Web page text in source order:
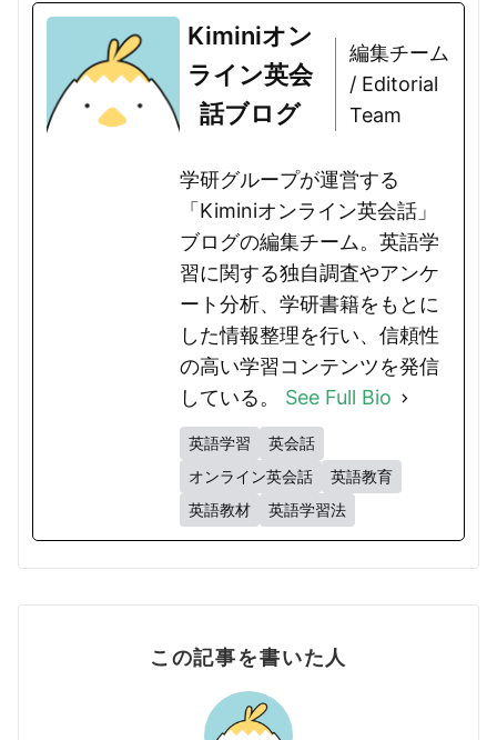
Kiminiオン
ライン英会
話ブログ
編集チーム
/ Editorial
Team
学研グループが運営する
「Kiminiオンライン英会話」
ブログの編集チーム。英語学
習に関する独自調査やアンケ
ート分析、学研書籍をもとに
した情報整理を行い、信頼性
の高い学習コンテンツを発信
している。 See Full Bio
英語学習
英会話
オンライン英会話
英語教育
英語教材
英語学習法
この記事を書いた人